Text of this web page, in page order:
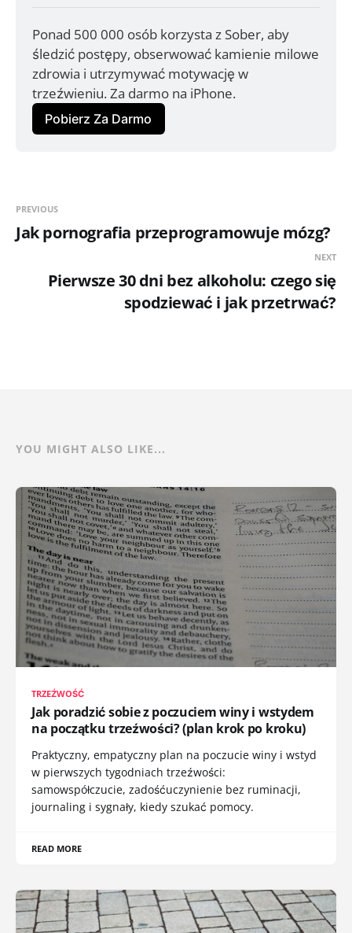
Ponad 500 000 osób korzysta z Sober, aby
śledzić postępy, obserwować kamienie milowe
zdrowia i utrzymywać motywację w
trzeźwieniu. Za darmo na iPhone.
Pobierz Za Darmo
PREVIOUS
Jak pornografia przeprogramowuje mózg?
NEXT
Pierwsze 30 dni bez alkoholu: czego się
spodziewać i jak przetrwać?
YOU MIGHT ALSO LIKE...
TRZEŹWOŚĆ
Jak poradzić sobie z poczuciem winy i wstydem
na początku trzeźwości? (plan krok po kroku)
Praktyczny, empatyczny plan na poczucie winy i wstyd
w pierwszych tygodniach trzeźwości:
samowspółczucie, zadośćuczynienie bez ruminacji,
journaling i sygnały, kiedy szukać pomocy.
READ MORE